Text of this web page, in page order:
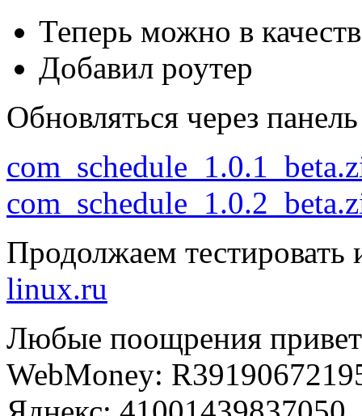
Теперь можно в
Добавил роутер
Обновляться через
Продолжаем
linux.ru
Любые поощрения
WebMoney: